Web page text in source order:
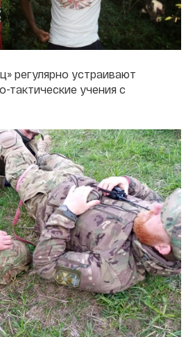
регулярно устраивают
тактические учения с